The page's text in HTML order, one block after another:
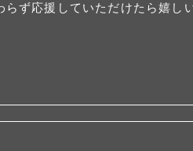
ず応援していただけたら嬉し